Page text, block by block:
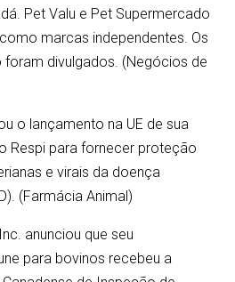
Pet Valu e Pet Supermercado
marcas independentes. Os
divulgados. (Negócios de
o lançamento na UE de sua
Respi para fornecer proteção
e virais da doença
(Farmácia Animal)
anunciou que seu
para bovinos recebeu a